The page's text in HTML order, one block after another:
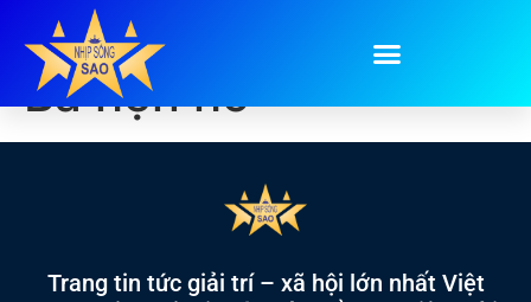
Tag:Địch Lệ Nhiệt
Ba hẹn hò
Trang tin tức giải trí – xã hội lớn nhất Việt